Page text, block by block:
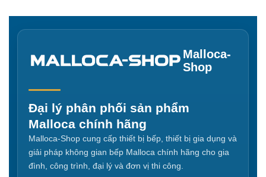
Malloca-
Shop
Đại lý phân phối sản phẩm
Malloca chính hãng
Malloca-Shop cung cấp thiết bị bếp, thiết bị gia dụng và
giải pháp không gian bếp Malloca chính hãng cho gia
đình, công trình, đại lý và đơn vị thi công.